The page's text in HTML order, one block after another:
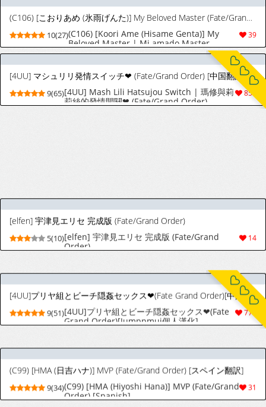
化]
(C106) [こおりあめ (氷雨げんた)] My Beloved Master (Fate/Grand Order) [スペイン翻訳]
39
10(27)(C106) [Koori Ame (Hisame Genta)] My
Beloved Master | Mi amado Master
(Fate/Grand Order) [Spanish]
[ToniRapsody]
[4UU] マシュリリ発情スイッチ❤︎ (Fate/Grand Order) [中国翻訳]
854
9(65)[4UU] Mash Lili Hatsujou Switch | 瑪修與莉
莉絲的發情開關❤︎ (Fate/Grand Order)
776
9(51)[4UU]プリヤ組とビーチ隠姦セックス❤︎(Fate
Grand Order)[Jumppmuj個人漢化]
(C99) [HMA (日吉ハナ)] MVP (Fate/Grand Order) [スペイン翻訳]
Order) [Spanish]
[ぶっちゃけ堂 (みっちゃん)] ラムダの特別レッスン (Fate/Grand Order) [DL版]
113
9(39)[Buttyakedo (Micchan)] Lambda no
[Pixiv] ♣3 (464063) 2026.07.19
17626
9(891)